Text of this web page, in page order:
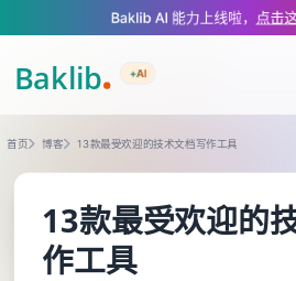
A Markdown version of this page is
Baklib AI 能力上线啦， 点击
+AI
首页 博客 13款最受欢迎的技术文档写作工具
13款最受欢迎的
作工具